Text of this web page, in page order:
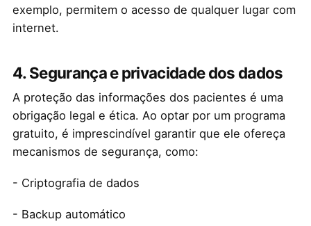
exemplo, permitem o acesso de qualquer lugar com
internet.
4. Segurança e privacidade dos dados
A proteção das informações dos pacientes é uma
obrigação legal e ética. Ao optar por um programa
gratuito, é imprescindível garantir que ele ofereça
mecanismos de segurança, como:
- Criptografia de dados
- Backup automático